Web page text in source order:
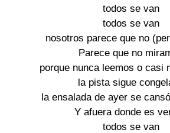
todos se van
todos se van
nosotros parece que no
Parece que no
porque nunca leemos o casi
la pista sigue
la ensalada de ayer se
Y afuera donde es
todos se van